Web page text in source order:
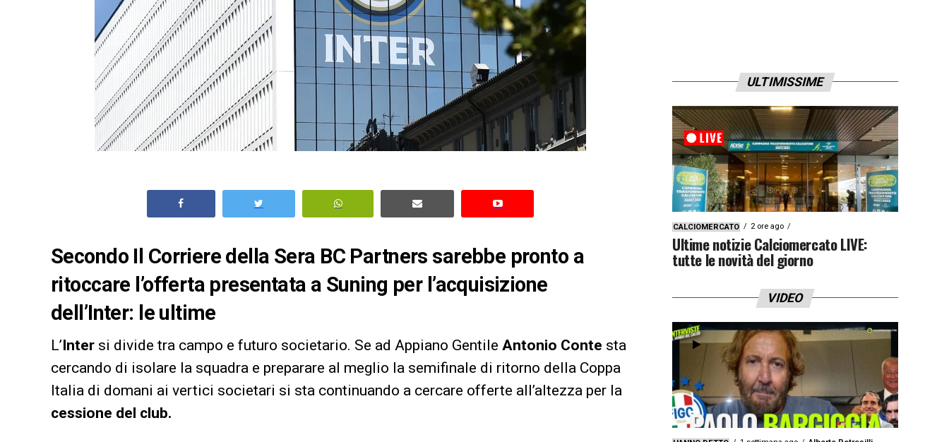
Secondo Il Corriere della Sera BC Partners sarebbe pronto a
ritoccare l’offerta presentata a Suning per l’acquisizione
dell’Inter: le ultime
L’Inter si divide tra campo e futuro societario. Se ad Appiano Gentile Antonio Conte sta
cercando di isolare la squadra e preparare al meglio la semifinale di ritorno della Coppa
Italia di domani ai vertici societari si sta continuando a cercare offerte all’altezza per la
cessione del club.
ULTIMISSIME
CALCIOMERCATO 2 ore ago
Ultime notizie Calciomercato LIVE:
tutte le novità del giorno
VIDEO